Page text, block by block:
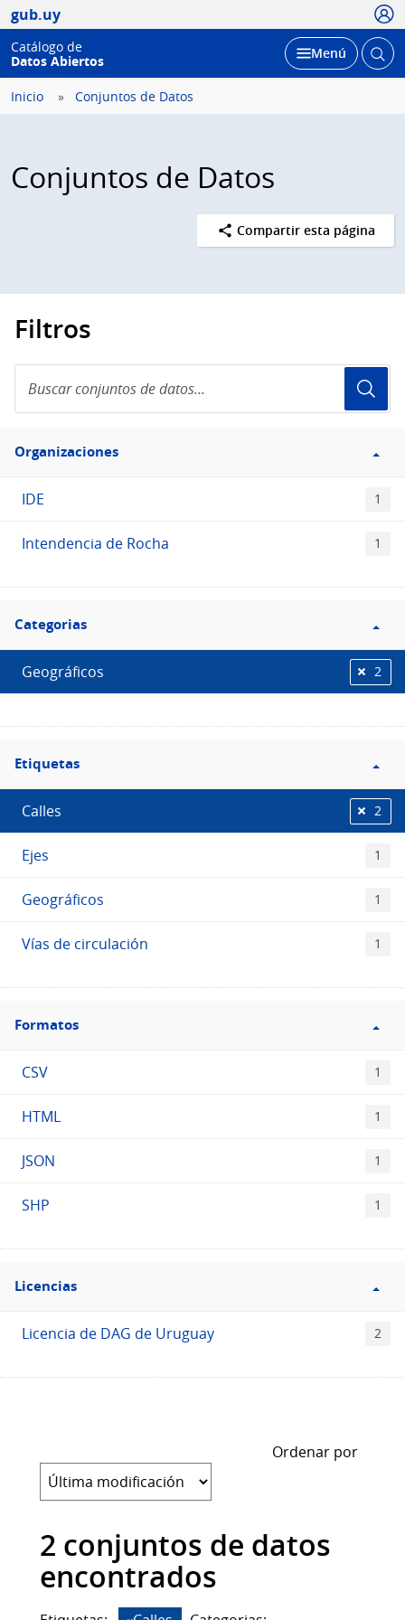
gub.uy
Catálogo de
Datos Abiertos
Desplegar
Menú Abrir
Inicio Conjuntos de Datos
Conjuntos de Datos
Compartir esta página
Filtros
conjuntos
de
Filtro
Organizaciones
Organizaciones
IDE 1
Intendencia de Rocha 1
Filtro
Categorias
Categorias
Geográficos 2
Filtro
Etiquetas
Etiquetas
Calles 2
Ejes 1
Geográficos 1
Vías de circulación 1
Filtro
Formatos
Formatos
CSV 1
HTML 1
JSON 1
SHP 1
Filtro
Licencias
Licencias
Licencia de DAG de Uruguay 2
Ordenar por
2 conjuntos de datos
encontrados